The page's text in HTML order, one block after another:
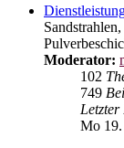
Moderator:
102
749
Mo 19.